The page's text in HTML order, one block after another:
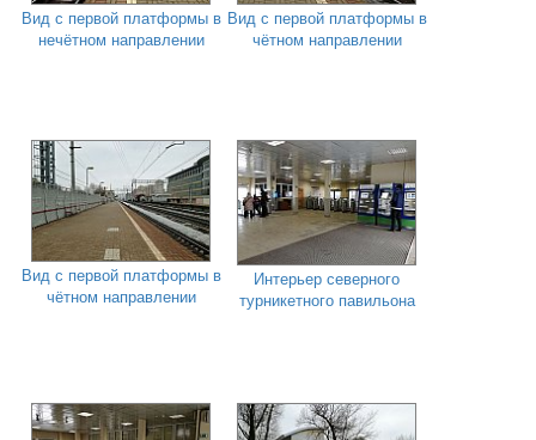
Вид с первой платформы в
нечётном направлении
Вид с первой платформы в
чётном направлении
Вид с первой платформы в
чётном направлении
Интерьер северного
турникетного павильона